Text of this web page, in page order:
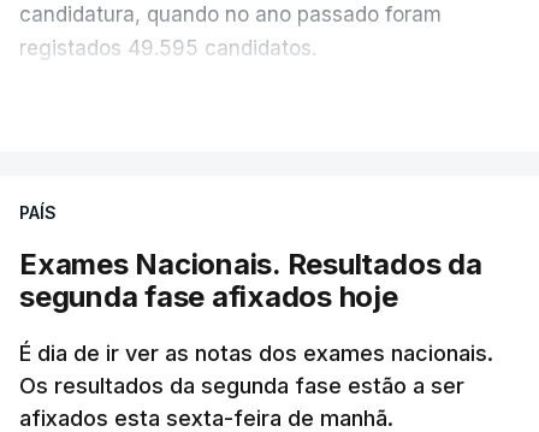
candidatura, quando no ano passado foram
registados 49.595 candidatos.
anos, exceto nos anos da pandemia de Covid-19,
excecionais para a conclusão do ensino
secundário e para a utilização de exames
nacionais como provas de ingresso", refere o
Ministério da Educação, Ciência e Inovação (MECI)
em comunicado.
PAÍS
Exames Nacionais. Resultados da
segunda fase afixados hoje
É dia de ir ver as notas dos exames nacionais.
Os resultados da segunda fase estão a ser
afixados esta sexta-feira de manhã.